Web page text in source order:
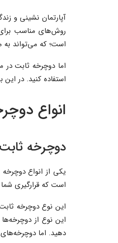
آپارتمان نشینی و
روش‌های مناسب
است؛ که می‌تواند به
اما دوچرخه ثابت در
استفاده کنید. در
انواع
دوچرخه
یکی از انواع
است که قرارگیری
این نوع دوچرخه
این نوع از
دهید. اما